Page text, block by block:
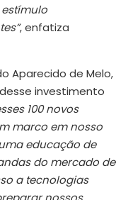
, enfatiza
Aparecido de Melo,
investimento
100 novos
marco em nosso
educação de
do mercado de
a tecnologias